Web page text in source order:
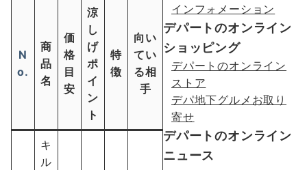
N
o.
商
品
名
価
格
目
安
涼
し
げ
ポ
イ
ン
ト
特
徴
向い
てい
る相
手
キ
ル
インフォメーション
デパートのオンライン
ショッピング
デパートのオンライン
ストア
デパ地下グルメお取り
寄せ
デパートのオンライン
ニュース